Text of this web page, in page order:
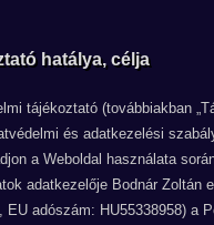
hatálya, célja
tájékoztató (továbbiakban
és adatkezelési
a Weboldal használata
adatkezelője Bodnár Zoltán
EU adószám: HU55338958) a